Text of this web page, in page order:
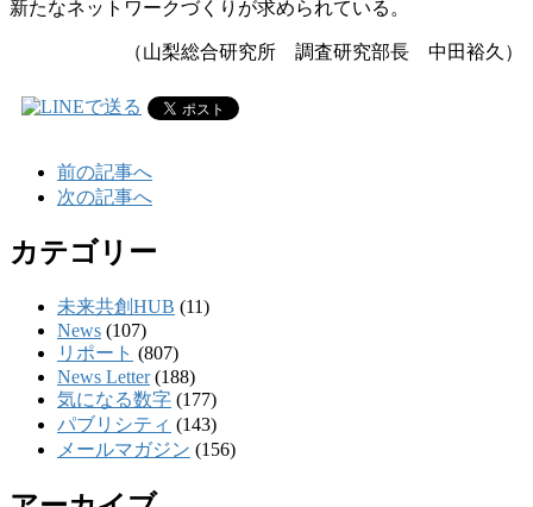
新たなネットワークづくりが求められている。
（山梨総合研究所 調査研究部長 中田裕久）
前の記事へ
次の記事へ
カテゴリー
未来共創HUB (11)
News (107)
リポート (807)
News Letter(188)
気になる数字 (177)
パブリシティ (143)
メールマガジン (156)